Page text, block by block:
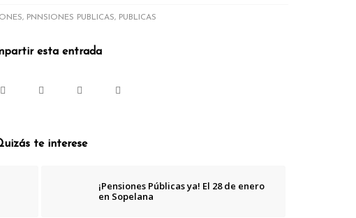
, PNNSIONES PUBLICAS, PUBLICAS
esta entrada
te interese
¡Pensiones Públicas ya! El 28 de enero
en Sopelana